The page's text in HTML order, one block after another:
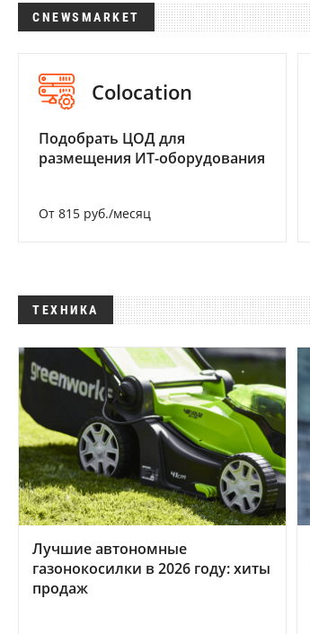
CNEWSMARKET
Colocation
Подобрать ЦОД для
размещения ИТ-оборудования
От 815 руб./месяц
ТЕХНИКА
Лучшие автономные
газонокосилки в 2026 году: хиты
продаж